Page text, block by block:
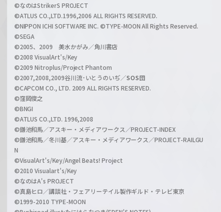
h
a
n
l
©なのはStrikerS PROJECT
©ATLUS CO.,LTD.1996,2006 ALL RIGHTS RESERVED.
©NIPPON ICHI SOFTWARE INC. ©TYPE-MOON All Rights Reserved.
©SEGA
©2005、2009 美水かがみ／角川書店
©2008 VisualArt's/Key
©2009 Nitroplus/Project Phantom
©2007,2008,2009谷川流･いとうのいぢ／SOS団
©CAPCOM CO., LTD. 2009 ALL RIGHTS RESERVED.
©窪岡俊之
©BNGI
©ATLUS CO.,LTD. 1996,2008
©鎌池和馬／アスキー・メディアワークス／PROJECT-INDEX
©鎌池和馬／冬川基／アスキー・メディアワークス／PROJECT-RAILGU
N
©VisualArt's/Key/Angel Beats! Project
©2010 Visualart's/Key
©なのはA's PROJECT
©真島ヒロ／講談社・フェアリーテイル製作ギルド・テレビ東京
©1999-2010 TYPE-MOON